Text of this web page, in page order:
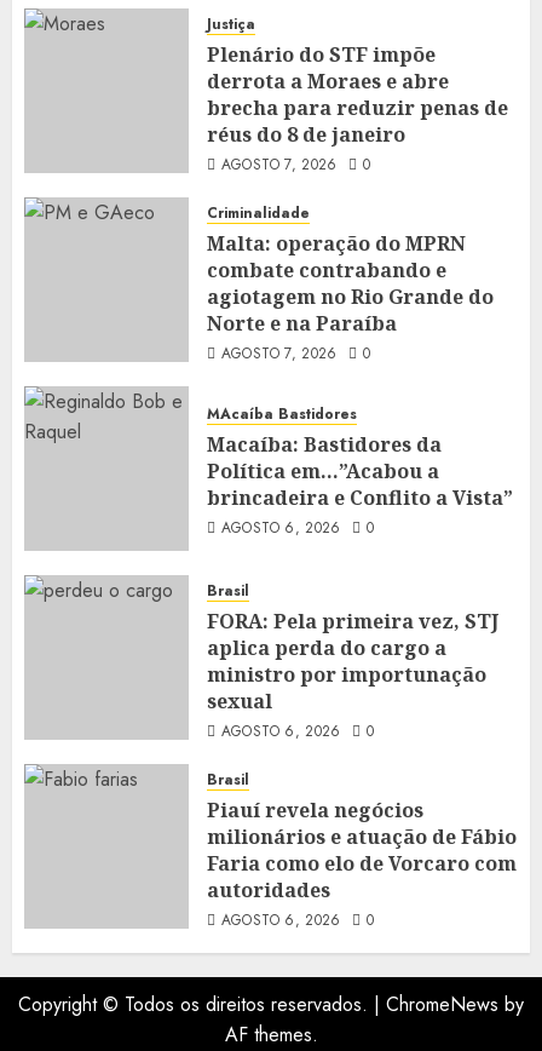
Justiça
Plenário do STF impõe
derrota a Moraes e abre
brecha para reduzir penas de
réus do 8 de janeiro
AGOSTO 7, 2026 0
Criminalidade
Malta: operação do MPRN
combate contrabando e
agiotagem no Rio Grande do
Norte e na Paraíba
AGOSTO 7, 2026 0
MAcaíba Bastidores
Macaíba: Bastidores da
Política em…”Acabou a
brincadeira e Conflito a Vista”
AGOSTO 6, 2026 0
Brasil
FORA: Pela primeira vez, STJ
aplica perda do cargo a
ministro por importunação
sexual
AGOSTO 6, 2026 0
Brasil
Piauí revela negócios
milionários e atuação de Fábio
Faria como elo de Vorcaro com
autoridades
AGOSTO 6, 2026 0
Copyright © Todos os direitos reservados. | ChromeNews by
AF themes.